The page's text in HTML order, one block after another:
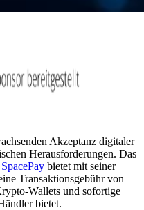
Akzeptanz digitaler
Herausforderungen. Das
SpacePay bietet mit seiner
Transaktionsgebühr von
Wallets und sofortige
bietet.